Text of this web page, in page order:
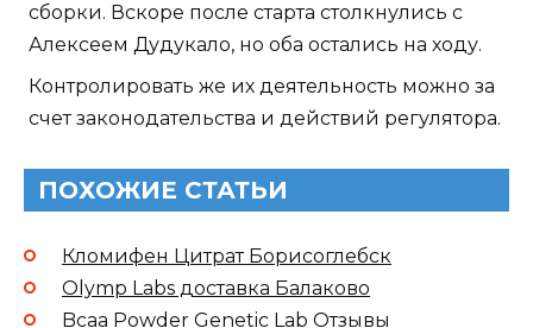
сборки. Вскоре после старта столкнулись с
Алексеем Дудукало, но оба остались на ходу.
Контролировать же их деятельность можно за
счет законодательства и действий регулятора.
ПОХОЖИЕ СТАТЬИ
Кломифен Цитрат Борисоглебск
Olymp Labs доставка Балаково
Bcaa Powder Genetic Lab Отзывы